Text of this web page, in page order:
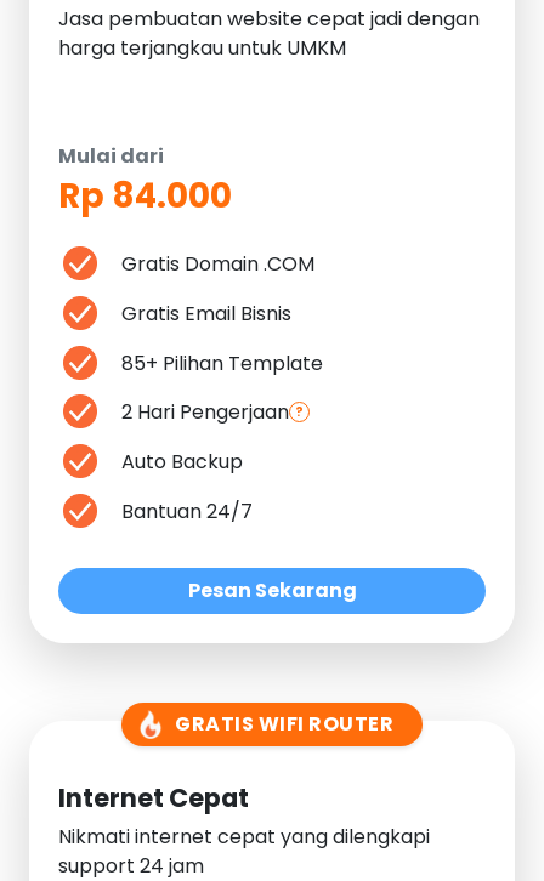
Jasa pembuatan website cepat jadi dengan
harga terjangkau untuk UMKM
Mulai dari
Rp 84.000
Gratis Domain .COM
Gratis Email Bisnis
85+ Pilihan Template
2 Hari Pengerjaan ?
Auto Backup
Bantuan 24/7
Pesan Sekarang
GRATIS WIFI ROUTER
Internet Cepat
Nikmati internet cepat yang dilengkapi
support 24 jam